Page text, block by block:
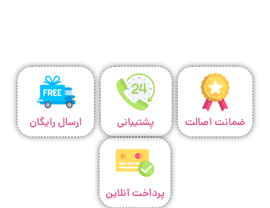
ضمانت اصالت پشتیبانی ارسال رایگان
پرداخت آنلاین